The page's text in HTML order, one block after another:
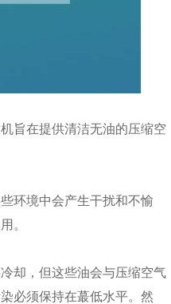
旨在提供清洁无油的压缩空
环境中会产生干扰和不愉
。
却，但这些油会与压缩空气
必须保持在蕞低水平。然